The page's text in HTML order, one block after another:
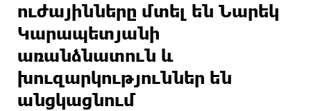
ուժայինները մտել են Նարեկ
Կարապետյանի
առանձնատուն և
խուզարկություններ են
անցկացնում